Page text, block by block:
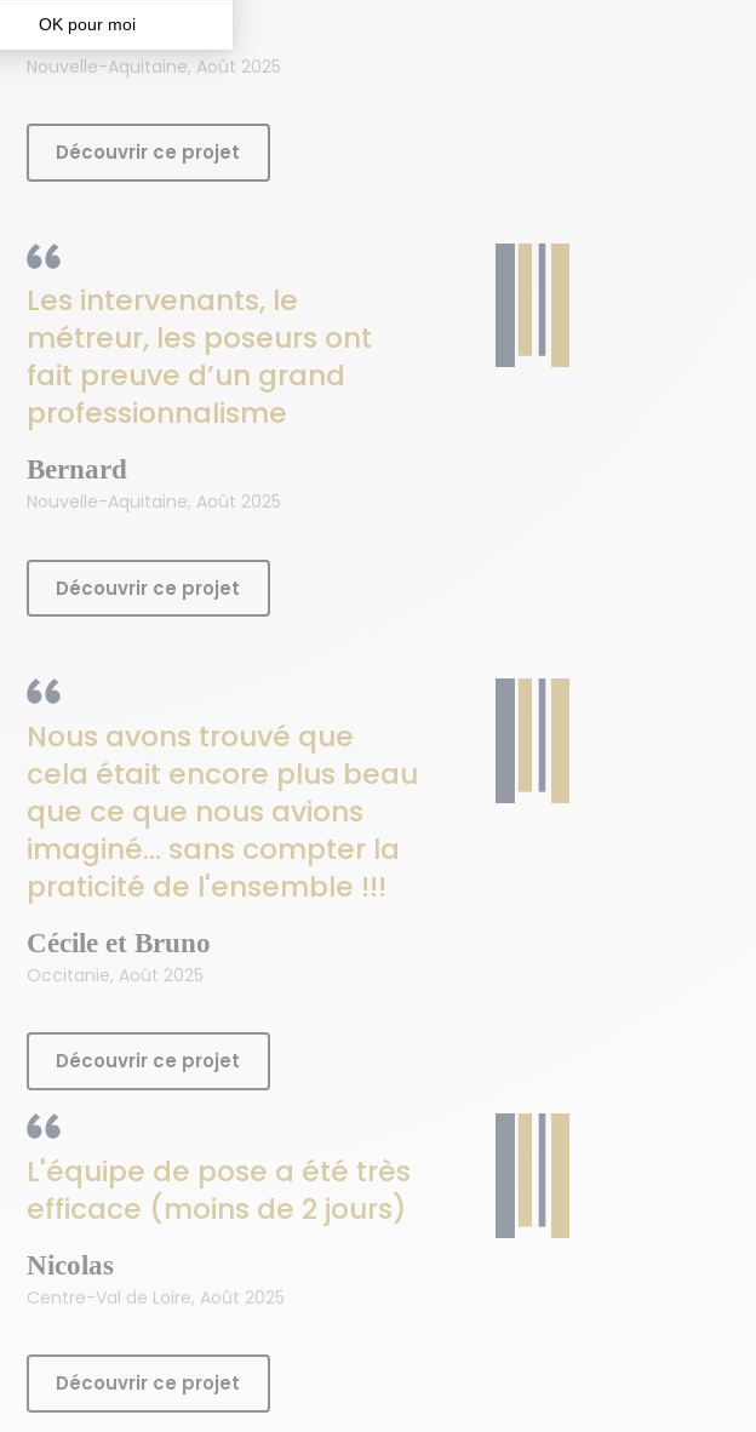
David
Nouvelle-Aquitaine, Août 2025
Découvrir ce projet
Les intervenants, le
métreur, les poseurs ont
fait preuve d’un grand
professionnalisme
Bernard
Nouvelle-Aquitaine, Août 2025
Découvrir ce projet
Nous avons trouvé que
cela était encore plus beau
que ce que nous avions
imaginé… sans compter la
praticité de l'ensemble !!!
Cécile et Bruno
Occitanie, Août 2025
Découvrir ce projet
L'équipe de pose a été très
efficace (moins de 2 jours)
Nicolas
Centre-Val de Loire, Août 2025
Découvrir ce projet